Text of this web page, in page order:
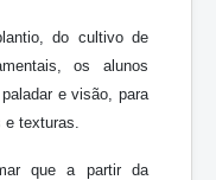
do cultivo de
os alunos
e visão, para
texturas.
que a partir da